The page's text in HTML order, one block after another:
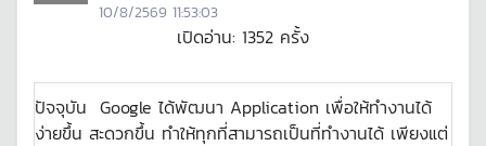
10/8/2569 11:53:03
เปิดอ่าน: 1352 ครั้ง
ปัจจุบัน Google ได้พัฒนา Application เพื่อให้ทำงานได้
ง่ายขึ้น สะดวกขึ้น ทำให้ทุกที่สามารถเป็นที่ทำงานได้ เพียงแต่